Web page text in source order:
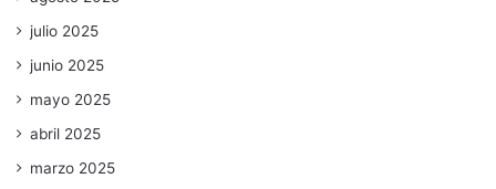
julio 2025
junio 2025
mayo 2025
abril 2025
marzo 2025